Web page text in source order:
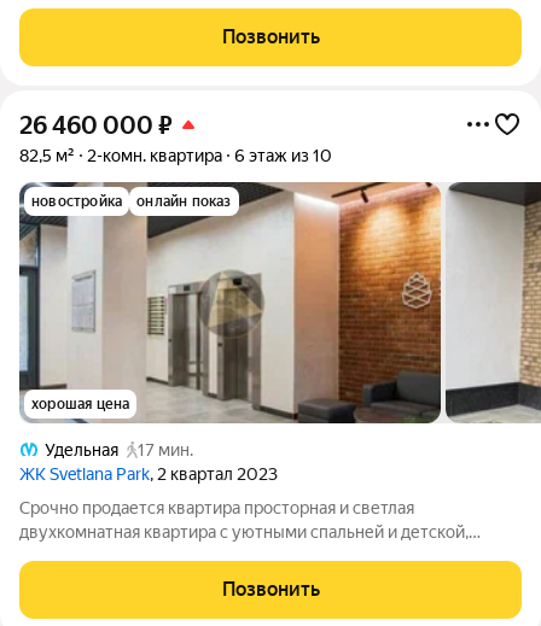
современном жилом комплексе комфорткласса Панормама
парк, расположенном в
Позвонить
26 460 000 ₽
82,5 м² 2-комн. квартира 6 этаж из 10
новостройка онлайн показ
хорошая цена
Удельная
17 мин.
ЖК Svetlana Park, 2 квартал 2023
Срочно продается квартира просторная и светлая
двухкомнатная квартира с уютными спальней и детской,
площадью 82.80 м2 Жилой комплекс, объединивший в себе
эстетику современной архитектуры, приватность,
Позвонить